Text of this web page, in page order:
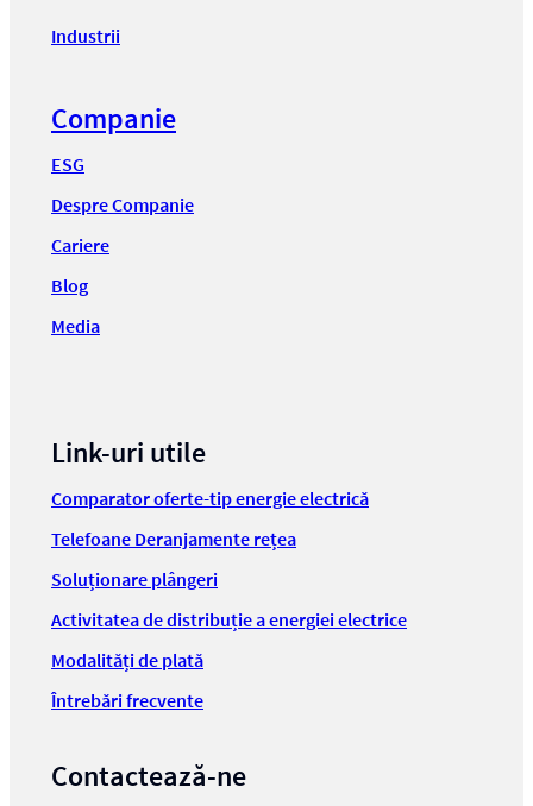
Industrii
Companie
ESG
Despre Companie
Cariere
Blog
Media
Link-uri utile
Comparator oferte-tip energie electrică
Telefoane Deranjamente rețea
Soluționare plângeri
Activitatea de distribuție a energiei electrice
Modalități de plată
Întrebări frecvente
Contactează-ne